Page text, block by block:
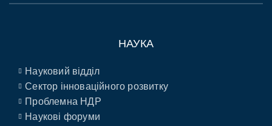
НАУКА
Науковий відділ
Сектор інноваційного розвитку
Проблемна НДР
Наукові форуми